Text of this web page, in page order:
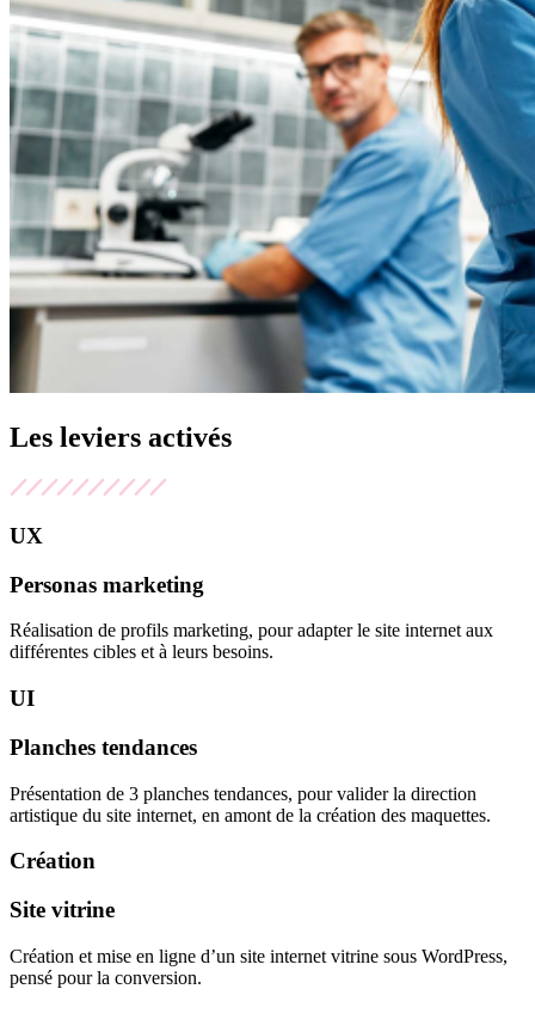
Les leviers activés
UX
Personas marketing
Réalisation de profils marketing, pour adapter le site internet aux
différentes cibles et à leurs besoins.
UI
Planches tendances
Présentation de 3 planches tendances, pour valider la direction
artistique du site internet, en amont de la création des maquettes.
Création
Site vitrine
Création et mise en ligne d’un site internet vitrine sous WordPress,
pensé pour la conversion.